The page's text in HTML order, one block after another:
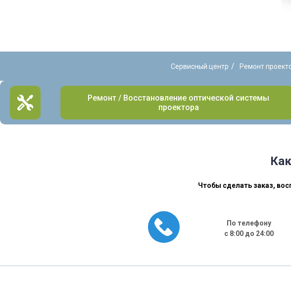
Сервисный центр / Ремонт
Ремонт / Восстановление оптической системы
проектора
Чтобы сделать заказ,
По телефону
с 8:00 до 24:00